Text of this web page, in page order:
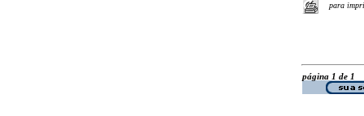
para
página 1 de 1